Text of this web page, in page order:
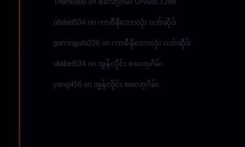
ufabet534 on ကာစီနိုဘောလုံး ဝဘ်ဆိုဒ်
gamingufa226 on ကာစီနိုဘောလုံး ဝဘ်ဆိုဒ်
ufabet534 on အွန်လိုင်း စလော့ဂိမ်း
yang456 on အွန်လိုင်း စလော့ဂိမ်း